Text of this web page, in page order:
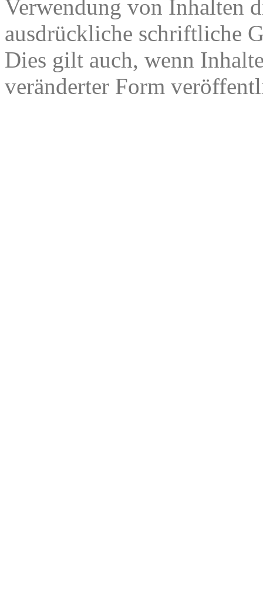
Verwendung von Inhalten
ausdrückliche schriftliche
Dies gilt auch, wenn
veränderter Form